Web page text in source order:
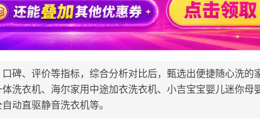
碑、评价等指标，综合分析对比后，甄选出便捷随心洗的
洗衣机、海尔家用中途加衣洗衣机、小吉宝宝婴儿迷你母
动直驱静音洗衣机等。